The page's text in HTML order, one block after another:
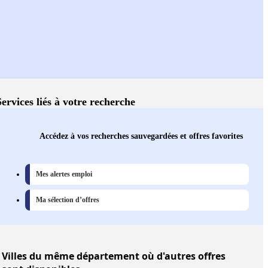
liés à votre recherche
Accédez à vos recherches sauvegardées et offres favorites
Mes alertes emploi
Ma sélection d’offres
Villesdu même département où d'autres offres